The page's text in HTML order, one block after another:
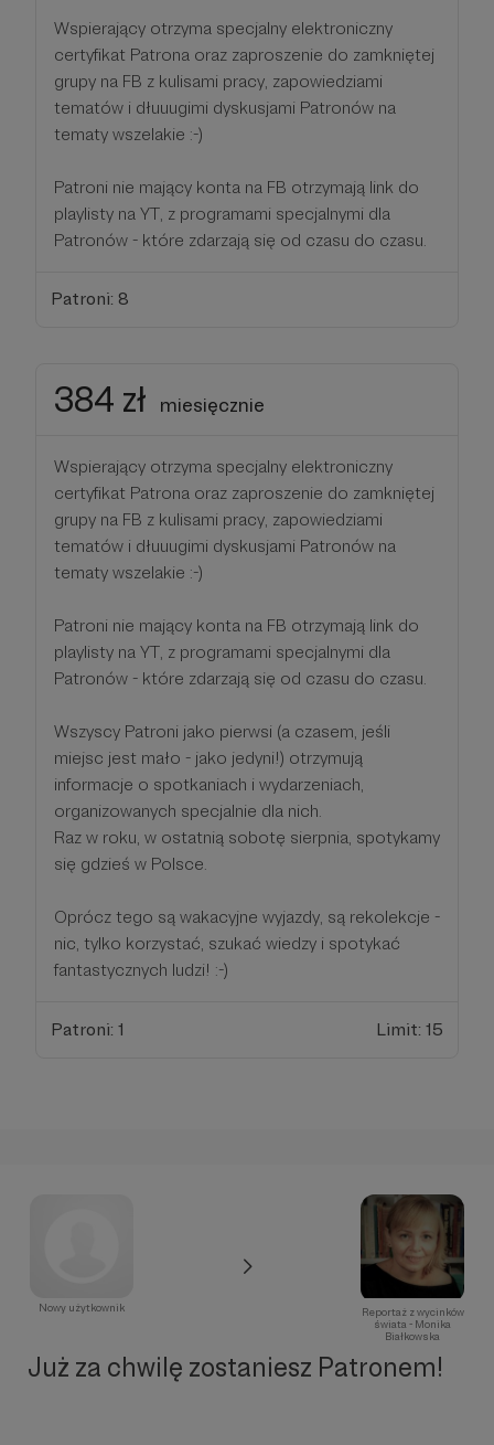
Wspierający otrzyma specjalny elektroniczny
certyfikat Patrona oraz zaproszenie do zamkniętej
grupy na FB z kulisami pracy, zapowiedziami
tematów i dłuuugimi dyskusjami Patronów na
tematy wszelakie :-)
Patroni nie mający konta na FB otrzymają link do
playlisty na YT, z programami specjalnymi dla
Patronów - które zdarzają się od czasu do czasu.
Patroni: 8
384 zł miesięcznie
Wspierający otrzyma specjalny elektroniczny
certyfikat Patrona oraz zaproszenie do zamkniętej
grupy na FB z kulisami pracy, zapowiedziami
tematów i dłuuugimi dyskusjami Patronów na
tematy wszelakie :-)
Patroni nie mający konta na FB otrzymają link do
playlisty na YT, z programami specjalnymi dla
Patronów - które zdarzają się od czasu do czasu.
Wszyscy Patroni jako pierwsi (a czasem, jeśli
miejsc jest mało - jako jedyni!) otrzymują
informacje o spotkaniach i wydarzeniach,
organizowanych specjalnie dla nich.
Raz w roku, w ostatnią sobotę sierpnia, spotykamy
się gdzieś w Polsce.
Oprócz tego są wakacyjne wyjazdy, są rekolekcje -
nic, tylko korzystać, szukać wiedzy i spotykać
fantastycznych ludzi! :-)
Patroni: 1 Limit: 15
Nowy użytkownik
Reportaż z wycinków
świata - Monika
Białkowska
Już za chwilę zostaniesz Patronem!